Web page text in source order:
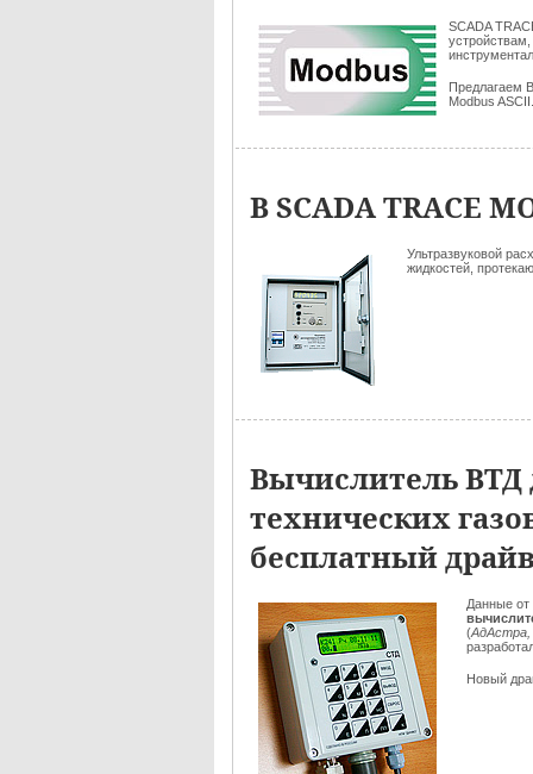
SCADA
Предлагаем
Modbus ASCII.
В SCADA TRACE
Ультразвуковой
жидкостей,
Вычислитель ВТД
технических
бесплатный
Данные от
(АдАстра,
Новый